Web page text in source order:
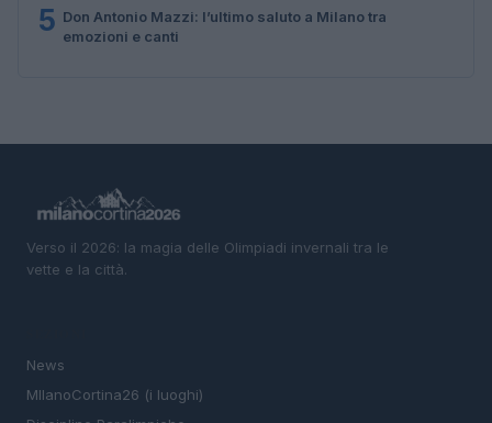
5 Don Antonio Mazzi: l’ultimo saluto a Milano tra
emozioni e canti
Verso il 2026: la magia delle Olimpiadi invernali tra le
vette e la città.
News
MIlanoCortina26 (i luoghi)